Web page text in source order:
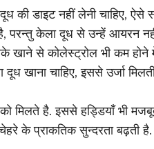
की डाइट नहीं लेनी चाहिए,
परन्तु केला दूध से उन्हें आयरन
खाने से कोलेस्ट्रोल भी कम होने में
खाना चाहिए, इससे उर्जा
है. इससे हड्डियाँ भी
के प्राकतिक सुन्दरता बढ़ती है.